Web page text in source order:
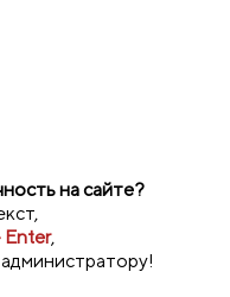
на сайте?
Enter,